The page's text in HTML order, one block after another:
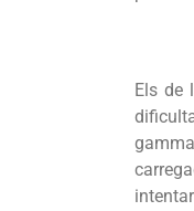
Els de